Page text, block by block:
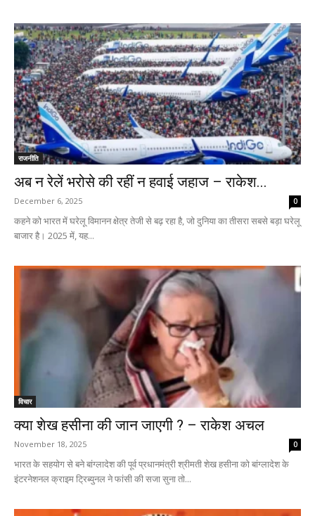
राजनीति
अब न रेलें भरोसे की रहीं न हवाई जहाज – राकेश...
December 6, 2025 0
कहने को भारत में घरेलू विमानन क्षेत्र तेजी से बढ़ रहा है, जो दुनिया का तीसरा सबसे बड़ा घरेलू
बाजार है। 2025 में, यह...
विचार
क्या शेख हसीना की जान जाएगी ? – राकेश अचल
November 18, 2025 0
भारत के सहयोग से बने बांग्लादेश की पूर्व प्रधानमंत्री श्रीमती शेख हसीना को बांग्लादेश के
इंटरनेशनल क्राइम ट्रिब्युनल ने फांसी की सजा सुना तो...